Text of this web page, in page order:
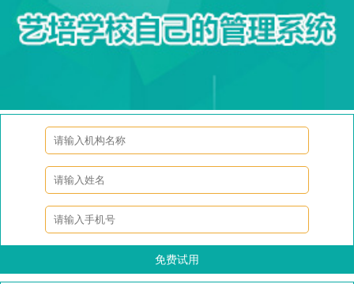
免费试用